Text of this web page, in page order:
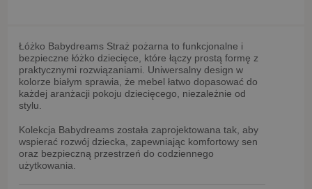
Łóżko Babydreams Straż pożarna to funkcjonalne i
bezpieczne łóżko dziecięce, które łączy prostą formę z
praktycznymi rozwiązaniami. Uniwersalny design w
kolorze białym sprawia, że mebel łatwo dopasować do
każdej aranżacji pokoju dziecięcego, niezależnie od
stylu.
Kolekcja Babydreams została zaprojektowana tak, aby
wspierać rozwój dziecka, zapewniając komfortowy sen
oraz bezpieczną przestrzeń do codziennego
użytkowania.